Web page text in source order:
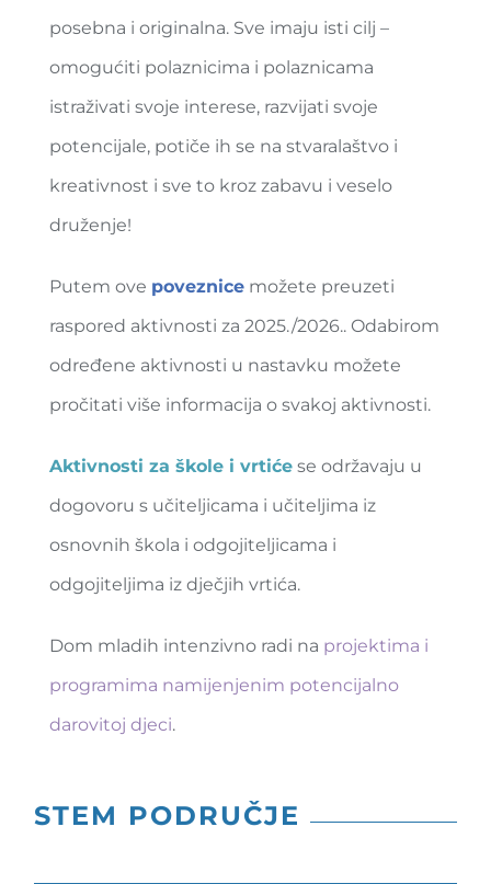
posebna i originalna. Sve imaju isti cilj –
omogućiti polaznicima i polaznicama
istraživati svoje interese, razvijati svoje
potencijale, potiče ih se na stvaralaštvo i
kreativnost i sve to kroz zabavu i veselo
druženje!
Putem ove poveznicemožete preuzeti
raspored aktivnosti za 2025./2026.. Odabirom
određene aktivnosti u nastavku možete
pročitati više informacija o svakoj aktivnosti.
Aktivnosti za škole i vrtićese održavaju u
dogovoru s učiteljicama i učiteljima iz
osnovnih škola i odgojiteljicama i
odgojiteljima iz dječjih vrtića.
Dom mladih intenzivno radi na projektima i
programima namijenjenim potencijalno
darovitoj djeci.
STEM PODRUČJE